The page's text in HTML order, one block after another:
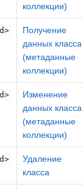
коллекции)
Получение
данных класса
(метаданные
коллекции)
Изменение
данных класса
(метаданные
коллекции)
Удаление
класса